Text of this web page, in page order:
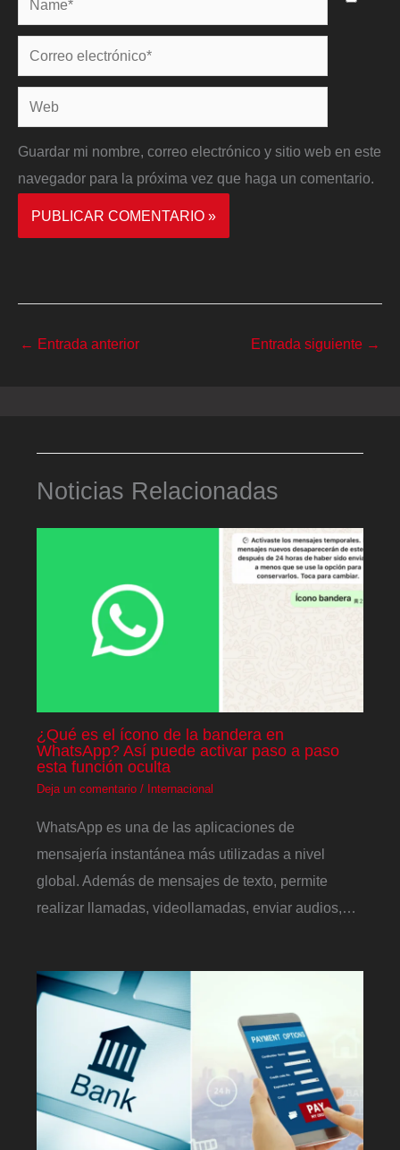
Correo
electrónico*
Web
Guardar mi nombre, correo electrónico y sitio web en este
navegador para la próxima vez que haga un comentario.
← Entrada anterior Entrada siguiente →
Noticias Relacionadas
¿Qué es el ícono de la bandera en
WhatsApp? Así puede activar paso a paso
esta función oculta
Deja un comentario / Internacional
WhatsApp es una de las aplicaciones de
mensajería instantánea más utilizadas a nivel
global. Además de mensajes de texto, permite
realizar llamadas, videollamadas, enviar audios,…